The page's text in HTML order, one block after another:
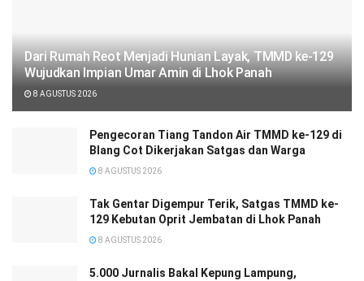
Dari Rumah Reot Menjadi Hunian Layak, TMMD ke-129
Wujudkan Impian Umar Amin di Lhok Panah
8 AGUSTUS 2026
Pengecoran Tiang Tandon Air TMMD ke-129 di
Blang Cot Dikerjakan Satgas dan Warga
8 AGUSTUS 2026
Tak Gentar Digempur Terik, Satgas TMMD ke-
129 Kebutan Oprit Jembatan di Lhok Panah
8 AGUSTUS 2026
5.000 Jurnalis Bakal Kepung Lampung,